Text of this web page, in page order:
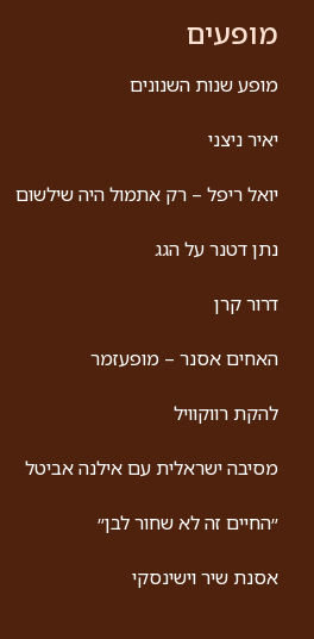
מופעים
מופע שנות השנונים
יאיר ניצני
יואל ריפל – רק אתמול היה שילשום
נתן דטנר על הגג
דרור קרן
האחים אסנר – מופעזמר
להקת רווקוויל
מסיבה ישראלית עם אילנה אביטל
״החיים זה לא שחור לבן״
אסנת שיר וישינסקי